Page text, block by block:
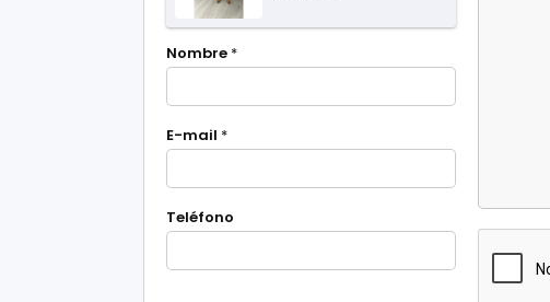
Nombre *
E-mail *
Teléfono